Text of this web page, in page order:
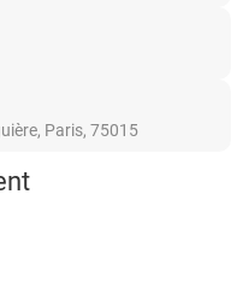
Paris, 75015